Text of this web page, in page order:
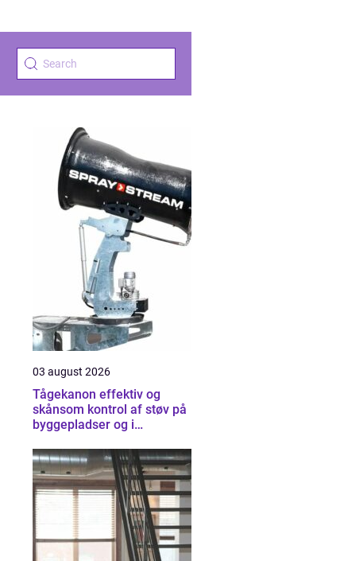
03 august 2026
Tågekanon effektiv og
skånsom kontrol af støv på
byggepladser og i